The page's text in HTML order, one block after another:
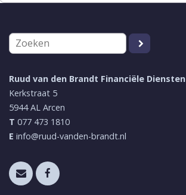
Ruud van den Brandt Financiële Diensten
Kerkstraat 5
5944 AL Arcen
T 077 473 1810
E info@ruud-vanden-brandt.nl